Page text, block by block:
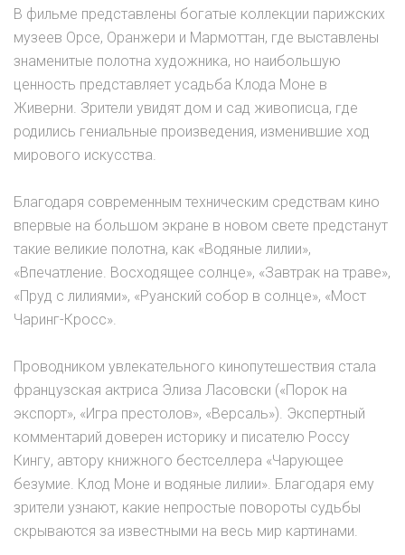
В фильме представлены богатые коллекции парижских
музеев Орсе, Оранжери и Мармоттан, где выставлены
знаменитые полотна художника, но наибольшую
ценность представляет усадьба Клода Моне в
Живерни. Зрители увидят дом и сад живописца, где
родились гениальные произведения, изменившие ход
мирового искусства.
Благодаря современным техническим средствам кино
впервые на большом экране в новом свете предстанут
такие великие полотна, как «Водяные лилии»,
«Впечатление. Восходящее солнце», «Завтрак на траве»,
«Пруд с лилиями», «Руанский собор в солнце», «Мост
Чаринг-Кросс».
Проводником увлекательного кинопутешествия стала
французская актриса Элиза Ласовски («Порок на
экспорт», «Игра престолов», «Версаль»). Экспертный
комментарий доверен историку и писателю Россу
Кингу, автору книжного бестселлера «Чарующее
безумие. Клод Моне и водяные лилии». Благодаря ему
зрители узнают, какие непростые повороты судьбы
скрываются за известными на весь мир картинами.